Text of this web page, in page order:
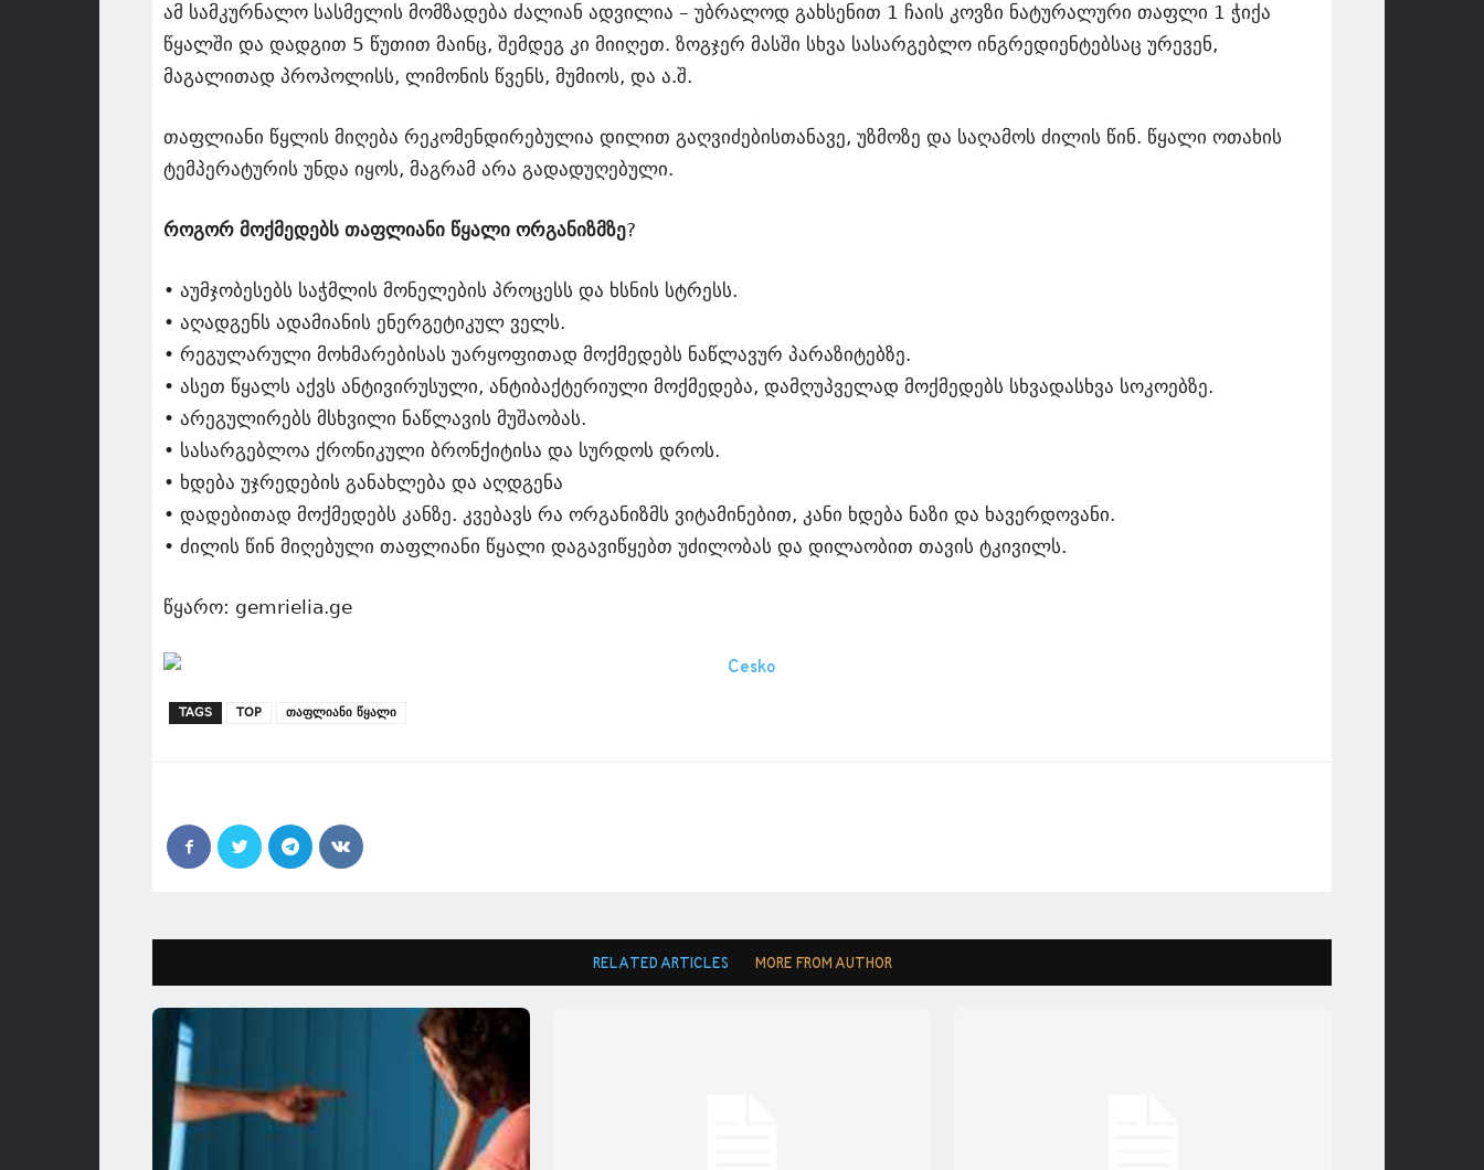
ამ სამკურნალო სასმელის მომზადება ძალიან ადვილია – უბრალოდ გახსენით 1 ჩაის კოვზი ნატურალური თაფლი 1 ჭიქა
წყალში და დადგით 5 წუთით მაინც, შემდეგ კი მიიღეთ. ზოგჯერ მასში სხვა სასარგებლო ინგრედიენტებსაც ურევენ,
მაგალითად პროპოლისს, ლიმონის წვენს, მუმიოს, და ა.შ.
თაფლიანი წყლის მიღება რეკომენდირებულია დილით გაღვიძებისთანავე, უზმოზე და საღამოს ძილის წინ. წყალი ოთახის
ტემპერატურის უნდა იყოს, მაგრამ არა გადადუღებული.
როგორ მოქმედებს თაფლიანი წყალი ორგანიზმზე?
• აუმჯობესებს საჭმლის მონელების პროცესს და ხსნის სტრესს.
• აღადგენს ადამიანის ენერგეტიკულ ველს.
• რეგულარული მოხმარებისას უარყოფითად მოქმედებს ნაწლავურ პარაზიტებზე.
• ასეთ წყალს აქვს ანტივირუსული, ანტიბაქტერიული მოქმედება, დამღუპველად მოქმედებს სხვადასხვა სოკოებზე.
• არეგულირებს მსხვილი ნაწლავის მუშაობას.
• სასარგებლოა ქრონიკული ბრონქიტისა და სურდოს დროს.
• ხდება უჯრედების განახლება და აღდგენა
• დადებითად მოქმედებს კანზე. კვებავს რა ორგანიზმს ვიტამინებით, კანი ხდება ნაზი და ხავერდოვანი.
• ძილის წინ მიღებული თაფლიანი წყალი დაგავიწყებთ უძილობას და დილაობით თავის ტკივილს.
წყარო: gemrielia.ge
TAGS TOP თაფლიანი წყალი
RELATED ARTICLES MORE FROM AUTHOR